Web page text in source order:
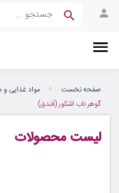
صفحه نخست مواد غذایی
گوهر ناب اشکور (فندق)
لیست محصولات